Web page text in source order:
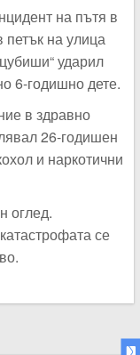
на пътя в
на улица
ударил
6-годишно дете.
в здравно
26-годишен
и наркотични
оглед.
се